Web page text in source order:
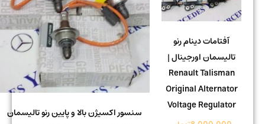
آفتامات دینام رنو
تالیسمان اورجینال |
Renault Talisman
Original Alternator
Voltage Regulator
سنسور اکسیژن بالا و پایین رنو تالیسمان